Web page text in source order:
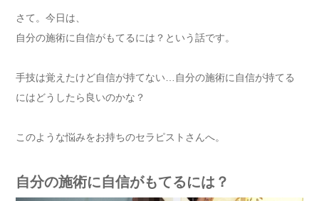
さて。今日は、
自分の施術に自信がもてるには？という話です。
手技は覚えたけど自信が持てない…自分の施術に自信が持てる
にはどうしたら良いのかな？
このような悩みをお持ちのセラピストさんへ。
自分の施術に自信がもてるには？